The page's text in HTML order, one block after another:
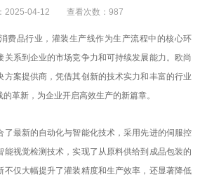
2025-04-12 查看次数：987
费品行业，灌装生产线作为生产流程中的核心环
关系到企业的市场竞争力和可持续发展能力。欧尚
方案提供商，凭借其创新的技术实力和丰富的行业
革新，为企业开启高效生产的新篇章。
了最新的自动化与智能化技术，采用先进的伺服控
能视觉检测技术，实现了从原料供给到成品包装的
不仅大幅提升了灌装精度和生产效率，还显著降低